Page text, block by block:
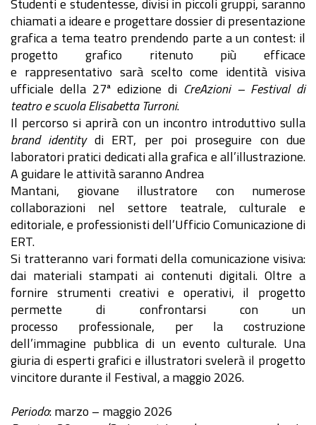
chiamati a ideare e progettare dossier di presentazione
grafica a tema teatro prendendo parte a un contest: il
progetto grafico ritenuto più efficace
e rappresentativo sarà scelto come identità visiva
ufficiale della 27ª edizione di CreAzioni – Festival di
teatro e scuola Elisabetta Turroni.
Il percorso si aprirà con un incontro introduttivo sulla
brand identitydi ERT, per poi proseguire con due
laboratori pratici dedicati alla grafica e all’illustrazione.
A guidare le attività saranno Andrea
Mantani, giovane illustratore con numerose
collaborazioni nel settore teatrale, culturale e
editoriale, e professionisti dell’Ufficio Comunicazione di
ERT.
Si tratteranno vari formati della comunicazione visiva:
dai materiali stampati ai contenuti digitali. Oltre a
fornire strumenti creativi e operativi, il progetto
permette di confrontarsi con un
processo professionale, per la costruzione
dell’immagine pubblica di un evento culturale. Una
giuria di esperti grafici e illustratori svelerà il progetto
vincitore durante il Festival, a maggio 2026.
Periodo: marzo – maggio 2026